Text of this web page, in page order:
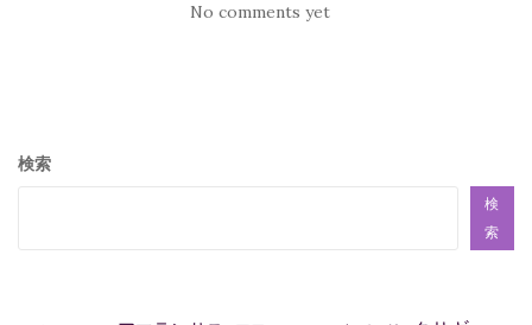
No comments yet
検索
検
索